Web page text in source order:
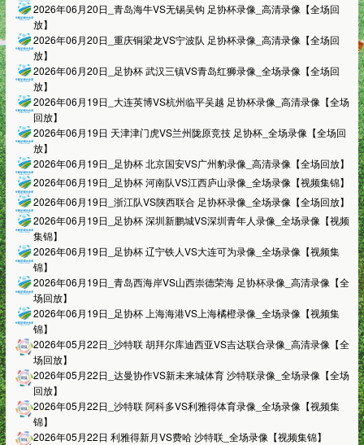
2026年06月20日_青岛海牛VS无锡吴钩 足协杯录像_高清录像【全场回
放】
2026年06月20日_重庆铜梁龙VS宁波队 足协杯录像_高清录像【全场回
放】
2026年06月20日_足协杯 武汉三镇VS青岛红狮录像_全场录像【全场回
放】
2026年06月19日_大连英博VS杭州临平吴越 足协杯录像_高清录像【全场
回放】
2026年06月19日 天津津门虎VS兰州陇原竞技 足协杯_全场录像【全场回
放】
2026年06月19日_足协杯 北京国安VS广州豹录像_高清录像【全场回放】
2026年06月19日_足协杯 河南队VS江西庐山录像_全场录像【视频集锦】
2026年06月19日_浙江队VS陕西联合 足协杯录像_全场录像【全场回放】
2026年06月19日_足协杯 深圳新鹏城VS深圳青年人录像_全场录像【视频
集锦】
2026年06月19日_足协杯 辽宁铁人VS大连可为录像_全场录像【视频集
锦】
2026年06月19日_青岛西海岸VS山西崇德荣海 足协杯录像_高清录像【全
场回放】
2026年06月19日_足协杯 上海海港VS上海橘橙录像_全场录像【视频集
锦】
2026年05月22日_沙特联 胡拜尔库迪西亚VS吉达联合录像_高清录像【全
场回放】
2026年05月22日_达曼协作VS新未来城体育 沙特联录像_全场录像【全场
回放】
2026年05月22日_沙特联 阿科多VS利雅得体育录像_全场录像【视频集
锦】
2026年05月22日 利雅得新月VS费哈 沙特联_全场录像【视频集锦】